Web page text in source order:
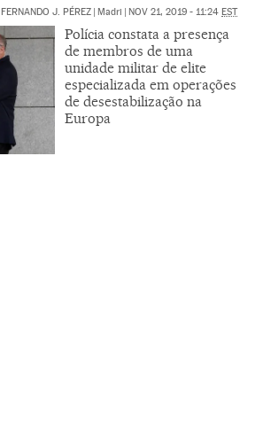
FERNANDO J. PÉREZ | Madri | NOV 21, 2019 - 11:24 EST
Polícia constata a presença
de membros de uma
unidade militar de elite
especializada em operações
de desestabilização na
Europa